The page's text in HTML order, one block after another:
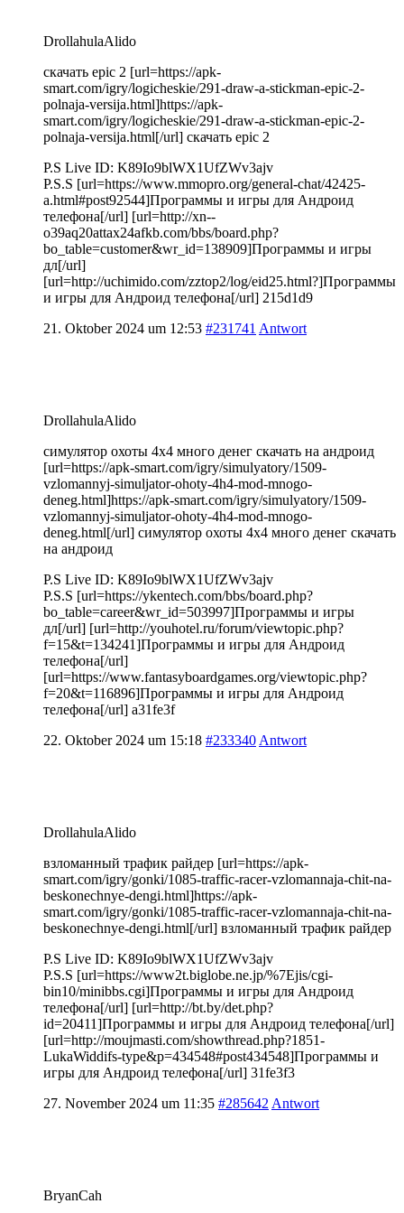
DrollahulaAlido
скачать epic 2 [url=https://apk-
smart.com/igry/logicheskie/291-draw-a-stickman-epic-2-
polnaja-versija.html]https://apk-
smart.com/igry/logicheskie/291-draw-a-stickman-epic-2-
polnaja-versija.html[/url] скачать epic 2
P.S Live ID: K89Io9blWX1UfZWv3ajv
P.S.S [url=https://www.mmopro.org/general-chat/42425-
a.html#post92544]Программы и игры для Андроид
телефона[/url] [url=http://xn--
o39aq20attax24afkb.com/bbs/board.php?
bo_table=customer&wr_id=138909]Программы и игры
дл[/url]
[url=http://uchimido.com/zztop2/log/eid25.html?]Программы
и игры для Андроид телефона[/url] 215d1d9
21. Oktober 2024 um 12:53 #231741 Antwort
DrollahulaAlido
симулятор охоты 4х4 много денег скачать на андроид
[url=https://apk-smart.com/igry/simulyatory/1509-
vzlomannyj-simuljator-ohoty-4h4-mod-mnogo-
deneg.html]https://apk-smart.com/igry/simulyatory/1509-
vzlomannyj-simuljator-ohoty-4h4-mod-mnogo-
deneg.html[/url] симулятор охоты 4х4 много денег скачать
на андроид
P.S Live ID: K89Io9blWX1UfZWv3ajv
P.S.S [url=https://ykentech.com/bbs/board.php?
bo_table=career&wr_id=503997]Программы и игры
дл[/url] [url=http://youhotel.ru/forum/viewtopic.php?
f=15&t=134241]Программы и игры для Андроид
телефона[/url]
[url=https://www.fantasyboardgames.org/viewtopic.php?
f=20&t=116896]Программы и игры для Андроид
телефона[/url] a31fe3f
22. Oktober 2024 um 15:18 #233340 Antwort
DrollahulaAlido
взломанный трафик райдер [url=https://apk-
smart.com/igry/gonki/1085-traffic-racer-vzlomannaja-chit-na-
beskonechnye-dengi.html]https://apk-
smart.com/igry/gonki/1085-traffic-racer-vzlomannaja-chit-na-
beskonechnye-dengi.html[/url] взломанный трафик райдер
P.S Live ID: K89Io9blWX1UfZWv3ajv
P.S.S [url=https://www2t.biglobe.ne.jp/%7Ejis/cgi-
bin10/minibbs.cgi]Программы и игры для Андроид
телефона[/url] [url=http://bt.by/det.php?
id=20411]Программы и игры для Андроид телефона[/url]
[url=http://moujmasti.com/showthread.php?1851-
LukaWiddifs-type&p=434548#post434548]Программы и
игры для Андроид телефона[/url] 31fe3f3
27. November 2024 um 11:35 #285642 Antwort
BryanCah